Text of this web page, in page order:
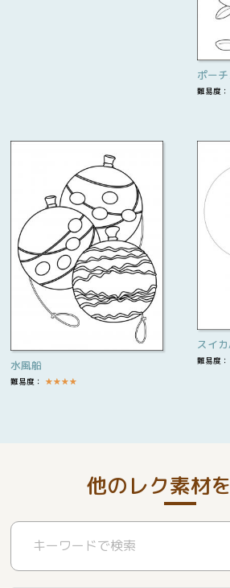
ポー
難易度：
水風船
難易度： ★★★★
スイ
難易度：
他のレク素材